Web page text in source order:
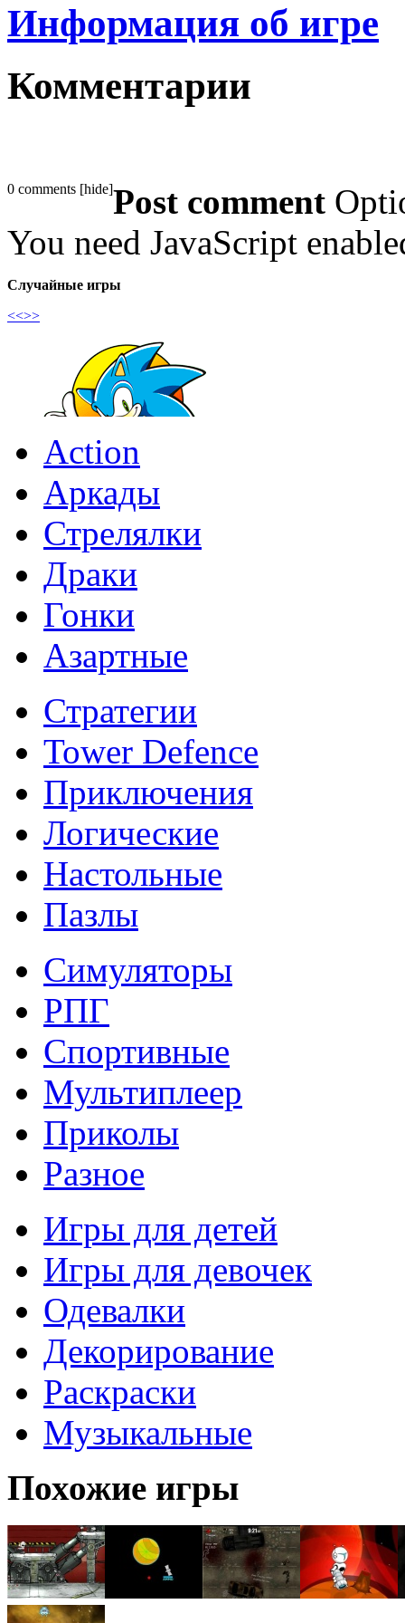
Информация об игре
Комментарии
0 comments [hide]Post comment
You need JavaScript
Случайные игры
<<>>
Action
Аркады
Стрелялки
Драки
Гонки
Азартные
Стратегии
Tower Defence
Приключения
Логические
Настольные
Пазлы
Симуляторы
РПГ
Спортивные
Мультиплеер
Приколы
Разное
Игры для детей
Игры для девочек
Одевалки
Декорирование
Раскраски
Музыкальные
Похожие игры